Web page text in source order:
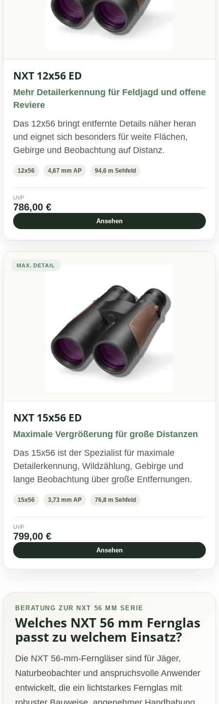
NXT 12x56 ED
Mehr Detailerkennung für Feldjagd und offene
Reviere
Das 12x56 bringt entfernte Details näher heran
und eignet sich besonders für weite Flächen,
Gebirge und Beobachtung auf Distanz.
12x56 4,67 mm AP 94,6 m Sehfeld
UVP
786,00 €
Ansehen
MAX. DETAIL
NXT 15x56 ED
Maximale Vergrößerung für große Distanzen
Das 15x56 ist der Spezialist für maximale
Detailerkennung, Wildzählung, Gebirge und
lange Beobachtung über große Entfernungen.
15x56 3,73 mm AP 76,8 m Sehfeld
UVP
799,00 €
Ansehen
BERATUNG ZUR NXT 56 MM SERIE
Welches NXT 56 mm Fernglas
passt zu welchem Einsatz?
Die NXT 56-mm-Ferngläser sind für Jäger,
Naturbeobachter und anspruchsvolle Anwender
entwickelt, die ein lichtstarkes Fernglas mit